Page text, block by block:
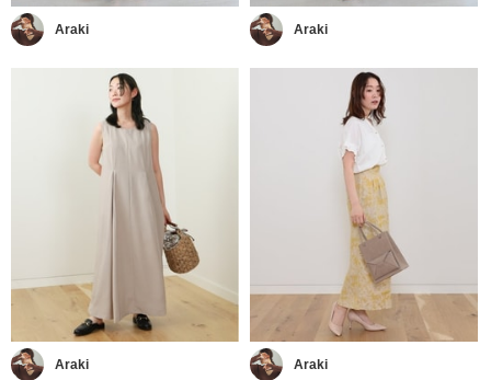
Araki Araki
Araki Araki